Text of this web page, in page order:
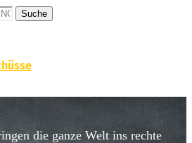
Suche
die ganze Welt ins rechte